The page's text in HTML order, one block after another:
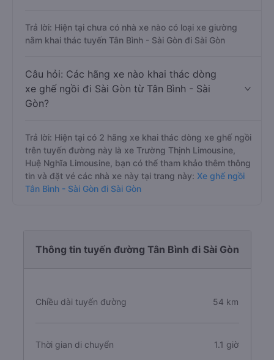
Trả lời: Hiện tại chưa có nhà xe nào có loại xe giường
nằm khai thác tuyến Tân Bình - Sài Gòn đi Sài Gòn
Câu hỏi: Các hãng xe nào khai thác dòng
xe ghế ngồi đi Sài Gòn từ Tân Bình - Sài
Gòn?
Trả lời: Hiện tại có 2 hãng xe khai thác dòng xe ghế ngồi
trên tuyến đường này là xe Trường Thịnh Limousine,
Huệ Nghĩa Limousine, bạn có thể tham khảo thêm thông
tin và đặt vé các nhà xe này tại trang này: Xe ghế ngồi
Tân Bình - Sài Gòn đi Sài Gòn
Thông tin tuyến đường Tân Bình đi Sài Gòn
Chiều dài tuyến đường 54 km
Thời gian di chuyển 1.1 giờ